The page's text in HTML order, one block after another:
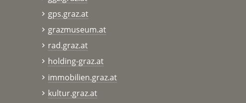
gps.graz.at
grazmuseum.at
rad.graz.at
holding-graz.at
immobilien.graz.at
kultur.graz.at